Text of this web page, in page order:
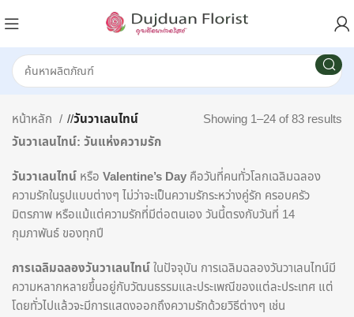
หน้าหลัก /วันวาเลนไทน์
Showing 1–24 of 83 results
วันวาเลนไทน์: วันแห่งความรัก
วันวาเลนไทน์ หรือ Valentine’s Day คือวันที่คนทั่วโลกเฉลิมฉลอง
ความรักในรูปแบบต่างๆ ไม่ว่าจะเป็นความรักระหว่างคู่รัก ครอบครัว
มิตรภาพ หรือแม้แต่ความรักที่มีต่อตนเอง วันนี้ตรงกับวันที่ 14
กุมภาพันธ์ ของทุกปี
การเฉลิมฉลองวันวาเลนไทน์ในปัจจุบัน การเฉลิมฉลองวันวาเลนไทน์มี
ความหลากหลายขึ้นอยู่กับวัฒนธรรมและประเพณีของแต่ละประเทศ แต่
โดยทั่วไปแล้วจะมีการแสดงออกถึงความรักด้วยวิธีต่างๆ เช่น